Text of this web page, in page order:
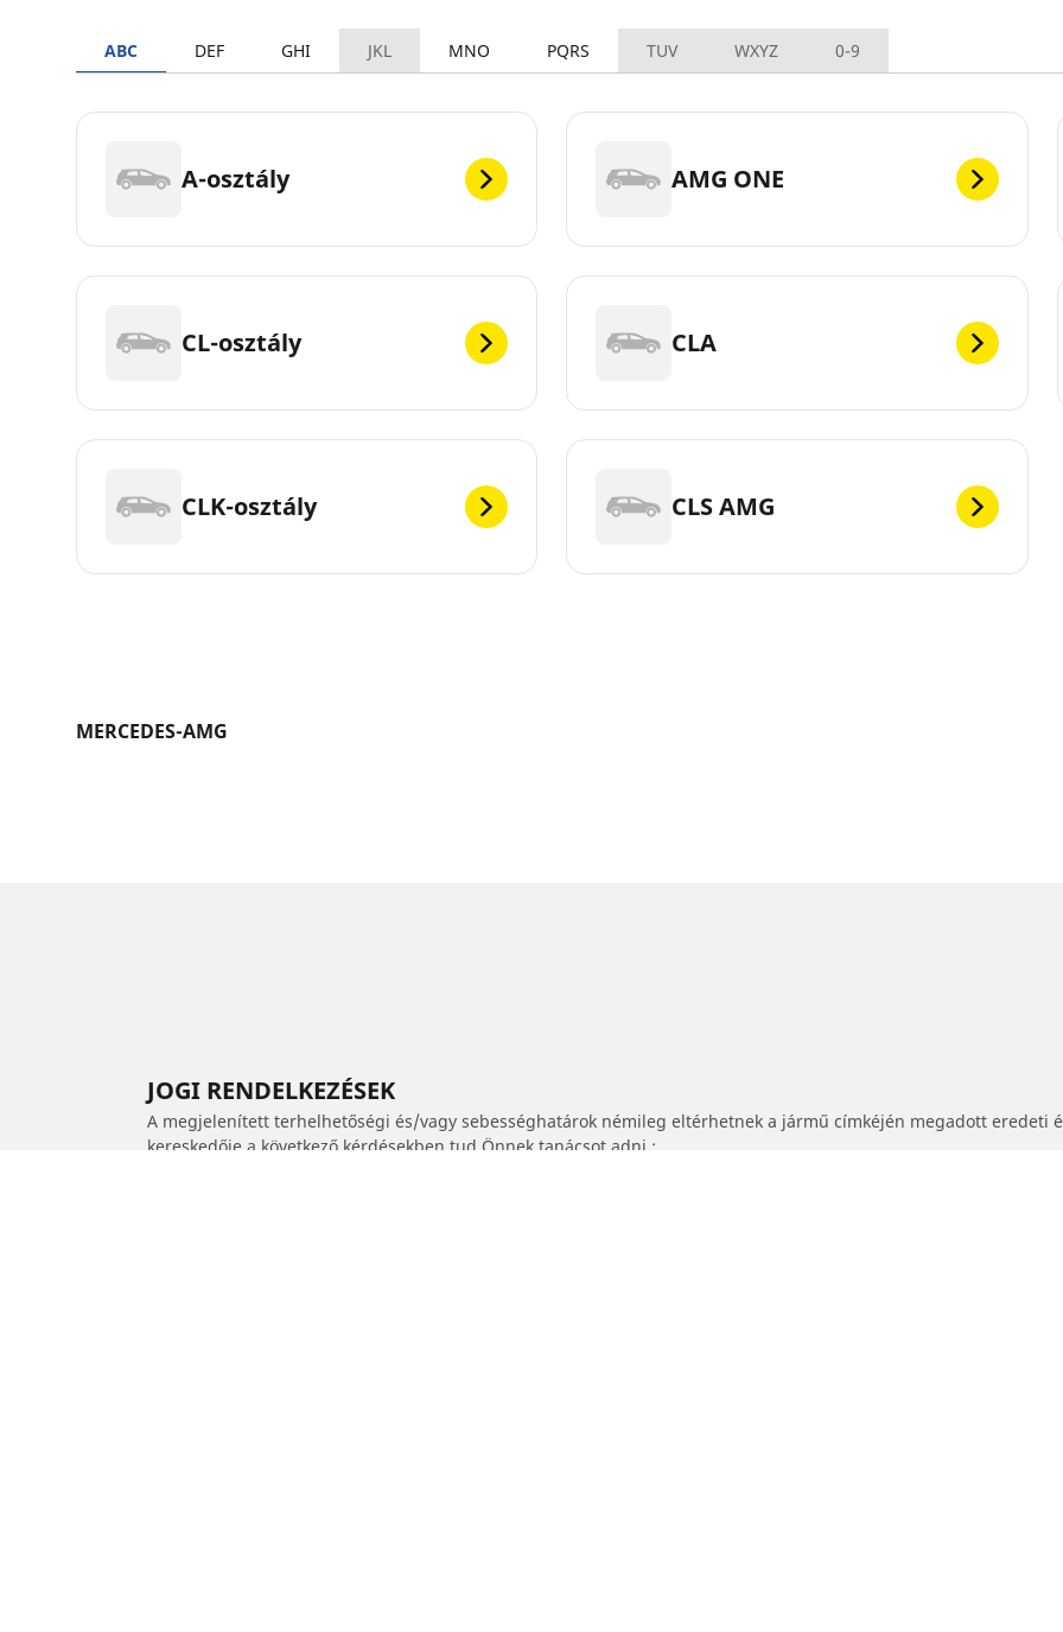
ABC DEF GHI JKL MNO PQRS TUV WXYZ 0-9
A-osztály AMG ONE
CL-osztály CLA
CLK-osztály CLS AMG
MERCEDES-AMG
JOGI RENDELKEZÉSEK
A megjelenített terhelhetőségi és/vagy sebességhatárok némileg eltérhetnek a jármű címkéjén megadott eredeti
kereskedője a következő kérdésekben tud Önnek tanácsot adni :